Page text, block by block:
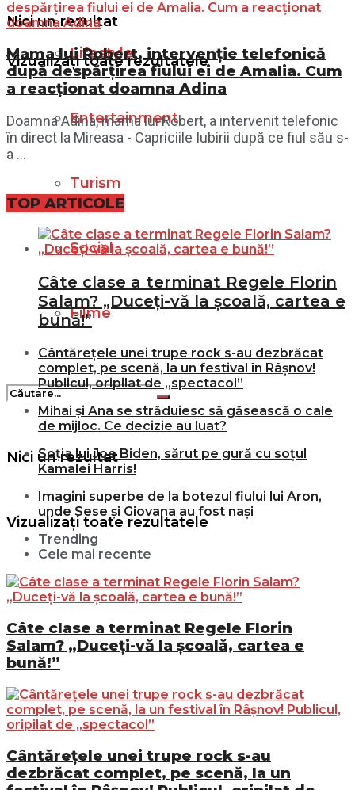
Nici un rezultat
Vizualizați toate rezultatele
Lifestyle
Entertainment
Turism
Social
Filme
Nici un rezultat
Vizualizați toate rezultatele
Mama lui Robert, intervenție telefonică
după despărțirea fiului ei de Amalia. Cum
a reacționat doamna Adina
Doamna Adina, mama lui Robert, a intervenit telefonic
în direct la Mireasa - Capriciile Iubirii după ce fiul său s-
a ...
TOP ARTICOLE
Câte clase a terminat Regele Florin
Salam? „Duceți-vă la școală, cartea e
bună!”
Cântărețele unei trupe rock s-au dezbrăcat
complet, pe scenă, la un festival în Râșnov!
Publicul, oripilat de „spectacol”
Mihai și Ana se străduiesc să găsească o cale
de mijloc. Ce decizie au luat?
Soția lui Joe Biden, sărut pe gură cu soțul
Kamalei Harris!
Imagini superbe de la botezul fiului lui Aron,
unde Sese și Giovana au fost nași
Trending
Cele mai recente
Câte clase a terminat Regele Florin
Salam? „Duceți-vă la școală, cartea e
bună!”
Cântărețele unei trupe rock s-au
dezbrăcat complet, pe scenă, la un